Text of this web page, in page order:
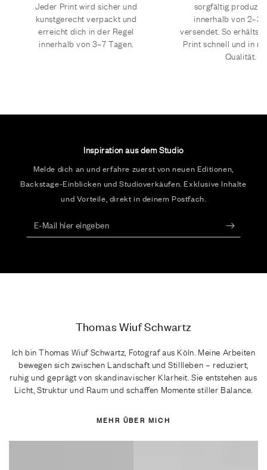
Jeder Print wird sicher und
kunstgerecht verpackt und
erreicht dich in der Regel
innerhalb von 3–7 Tagen.
sorgfältig
innerhalb von 2–3
versendet. So erhältst
Print schnell und in
Qualität.
Inspiration aus dem Studio
Melde dich an und erfahre zuerst von neuen Editionen,
Backstage-Einblicken und Studioverkäufen. Exklusive Inhalte
und Vorteile, direkt in deinem Postfach.
Mail
Thomas Wiuf Schwartz
Ich bin Thomas Wiuf Schwartz, Fotograf aus Köln. Meine Arbeiten
bewegen sich zwischen Landschaft und Stillleben – reduziert,
ruhig und geprägt von skandinavischer Klarheit. Sie entstehen aus
Licht, Struktur und Raum und schaffen Momente stiller Balance.
MEHR ÜBER MICH